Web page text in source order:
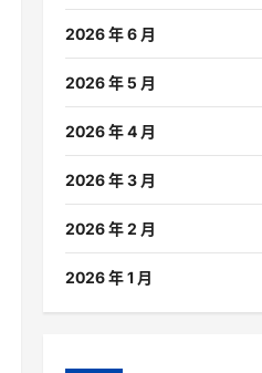
2026 年 6 月
2026 年 5 月
2026 年 4 月
2026 年 3 月
2026 年 2 月
2026 年 1 月